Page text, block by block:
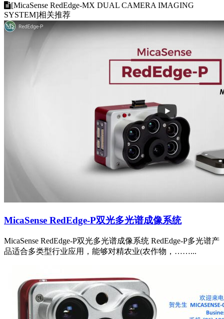
[MicaSense RedEdge-MX DUAL CAMERA IMAGING
SYSTEM]相关推荐
MicaSense RedEdge-P双光多光谱成像系统
MicaSense RedEdge-P双光多光谱成像系统 RedEdge-P多光谱产
品适合多类型行业应用，能够对精农业(农作物，……...